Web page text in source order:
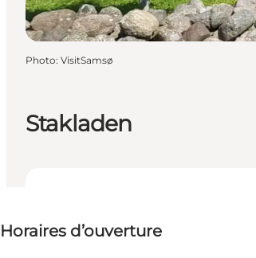
Stakladen
Horaires d’ouverture
Photo: VisitSamsø